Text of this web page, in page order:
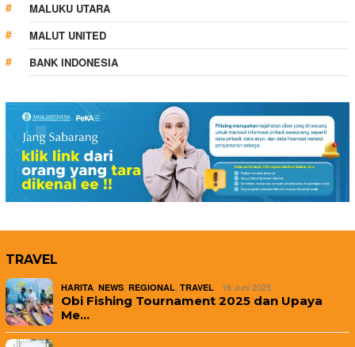
MALUKU UTARA
MALUT UNITED
BANK INDONESIA
TRAVEL
HARITA NEWS REGIONAL TRAVEL 16 Juni 2025
Obi Fishing Tournament 2025 dan Upaya
Me…